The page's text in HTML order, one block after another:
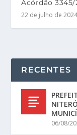
Acórdão 3345/
22 de julho de
RECENTES
06/08/